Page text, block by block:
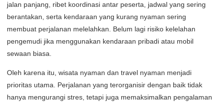
jalan panjang, ribet koordinasi antar peserta, jadwal yang sering
berantakan, serta kendaraan yang kurang nyaman sering
membuat perjalanan melelahkan. Belum lagi risiko kelelahan
pengemudi jika menggunakan kendaraan pribadi atau mobil
sewaan biasa.
Oleh karena itu, wisata nyaman dan travel nyaman menjadi
prioritas utama. Perjalanan yang terorganisir dengan baik tidak
hanya mengurangi stres, tetapi juga memaksimalkan pengalaman